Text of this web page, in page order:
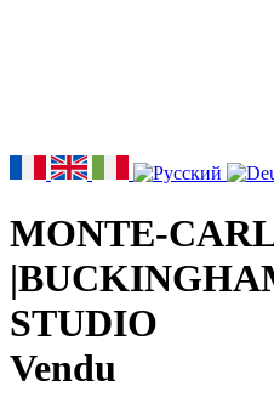
MONTE-
STUDIO
Vendu